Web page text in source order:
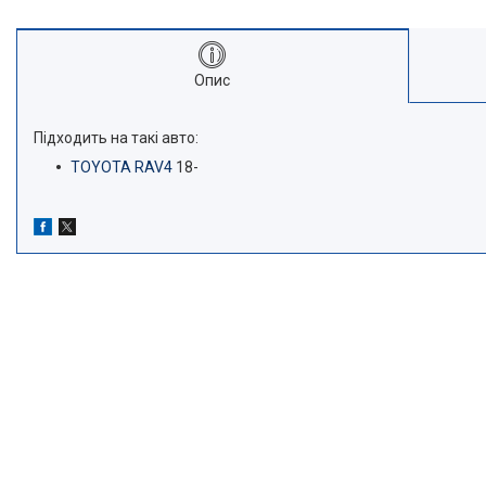
Опис
Підходить на такі авто:
TOYOTA RAV4 18-